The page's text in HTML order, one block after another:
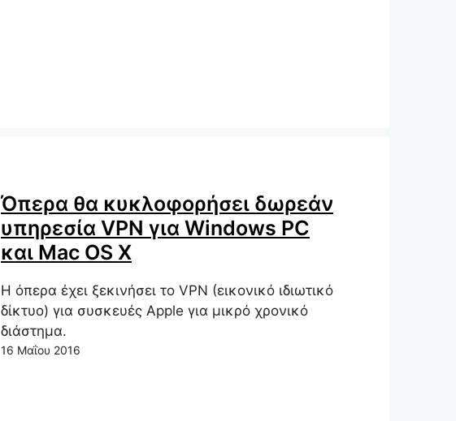
Όπερα θα κυκλοφορήσει δωρεάν
υπηρεσία VPN για Windows PC
και Mac OS X
Η όπερα έχει ξεκινήσει το VPN (εικονικό ιδιωτικό
δίκτυο) για συσκευές Apple για μικρό χρονικό
διάστημα.
16 Μαΐου 2016